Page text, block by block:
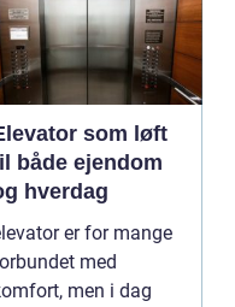
som løft
både ejendom
hverdag
er for mange
med
men i dag